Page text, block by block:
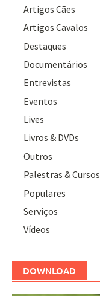
Artigos Cães
Artigos Cavalos
Destaques
Documentários
Entrevistas
Eventos
Lives
Livros & DVDs
Outros
Palestras & Cursos
Populares
Serviços
Vídeos
DOWNLOAD